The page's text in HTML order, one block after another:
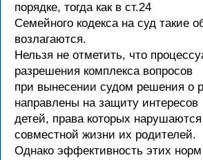
порядке, тогда как в ст.24
Семейного кодекса на суд такие
возлагаются.
Нельзя не отметить, что
разрешения комплекса вопросов
при вынесении судом решения о
направлены на защиту интересов
детей, права которых
совместной жизни их родителей.
Однако эффективность этих